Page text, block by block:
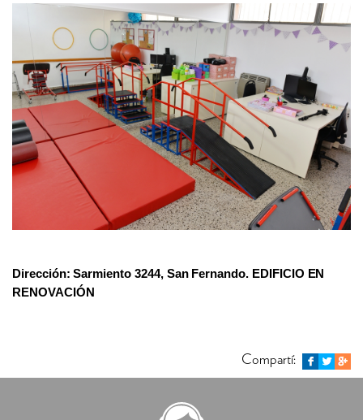
Dirección: Sarmiento 3244, San Fernando. EDIFICIO EN
RENOVACIÓN
Compartí: